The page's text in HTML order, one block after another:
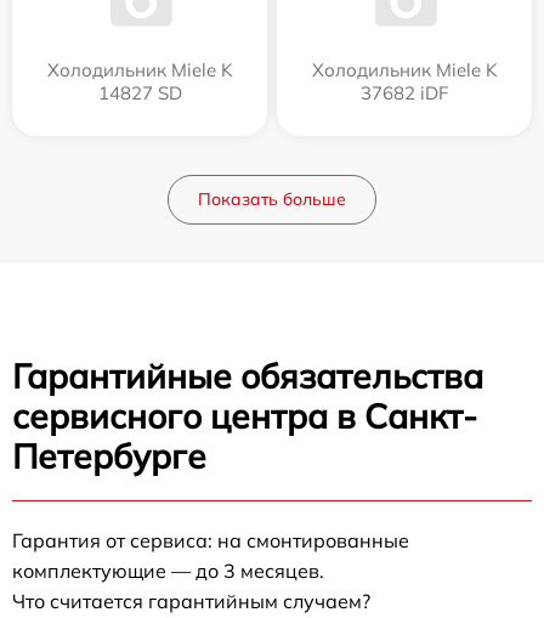
Холодильник Miele K
14827 SD
Холодильник Miele K
37682 iDF
Показать больше
Гарантийные обязательства
сервисного центра в Санкт-
Петербурге
Гарантия от сервиса: на смонтированные
комплектующие — до 3 месяцев.
Что считается гарантийным случаем?